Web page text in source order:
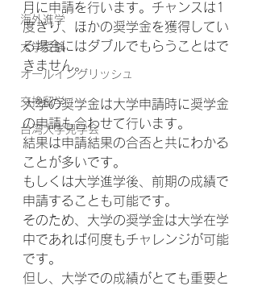
海外進学
大学受験
オールイングリッシュ
交換留学
台湾大学見学会
月に申請を行います。チャンスは1
度きり、ほかの奨学金を獲得してい
る場合にはダブルでもらうことはで
きません。
大学の奨学金は大学申請時に奨学金
の申請も合わせて行います。
結果は申請結果の合否と共にわかる
ことが多いです。
もしくは大学進学後、前期の成績で
申請することも可能です。
そのため、大学の奨学金は大学在学
中であれば何度もチャレンジが可能
です。
但し、大学での成績がとても重要と